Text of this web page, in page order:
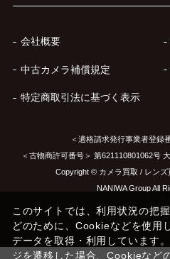
会社概要
中古カメラ補償規定
特定商取引法に基づく表示
＜適格請求発行事業者登録
＜古物商許可番号＞ 第621110801062号
Copyright © カメラ買取 / レン
NANIWA Group All
このサイトでは、利用状況の把
どのために、Cookieなどを使用
データを取得・利用しています
ジを遷移した場合、Cookieなど